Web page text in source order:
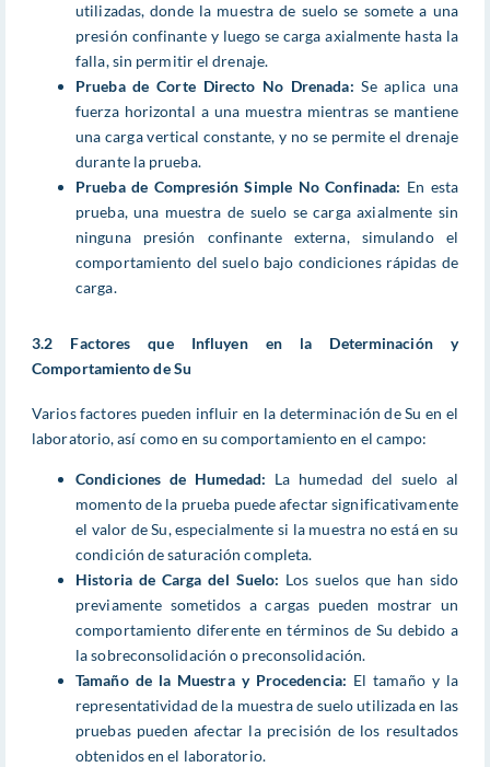
utilizadas, donde la muestra de suelo se somete a una
presión confinante y luego se carga axialmente hasta la
falla, sin permitir el drenaje.
Prueba de Corte Directo No Drenada: Se aplica una
fuerza horizontal a una muestra mientras se mantiene
una carga vertical constante, y no se permite el drenaje
durante la prueba.
Prueba de Compresión Simple No Confinada: En esta
prueba, una muestra de suelo se carga axialmente sin
ninguna presión confinante externa, simulando el
comportamiento del suelo bajo condiciones rápidas de
carga.
3.2 Factores que Influyen en la Determinación y
Comportamiento de Su
Varios factores pueden influir en la determinación de Su en el
laboratorio, así como en su comportamiento en el campo:
Condiciones de Humedad: La humedad del suelo al
momento de la prueba puede afectar significativamente
el valor de Su, especialmente si la muestra no está en su
condición de saturación completa.
Historia de Carga del Suelo: Los suelos que han sido
previamente sometidos a cargas pueden mostrar un
comportamiento diferente en términos de Su debido a
la sobreconsolidación o preconsolidación.
Tamaño de la Muestra y Procedencia: El tamaño y la
representatividad de la muestra de suelo utilizada en las
pruebas pueden afectar la precisión de los resultados
obtenidos en el laboratorio.